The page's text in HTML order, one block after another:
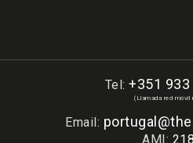
Tel:+351
(Llamada red móvil
Email:
AMI: